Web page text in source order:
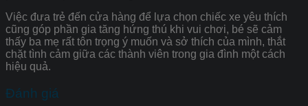
Việc đưa trẻ đến cửa hàng để lựa chọn chiếc xe yêu thích
cũng góp phần gia tăng hứng thú khi vui chơi, bé sẽ cảm
thấy ba mẹ rất tôn trọng ý muốn và sở thích của mình, thắt
chặt tình cảm giữa các thành viên trong gia đình một cách
hiệu quả.
Đánh giá